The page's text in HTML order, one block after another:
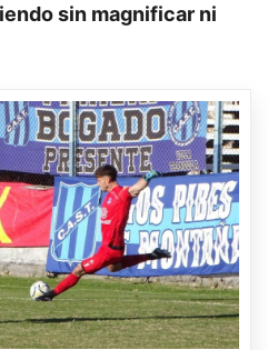
sin magnificar ni